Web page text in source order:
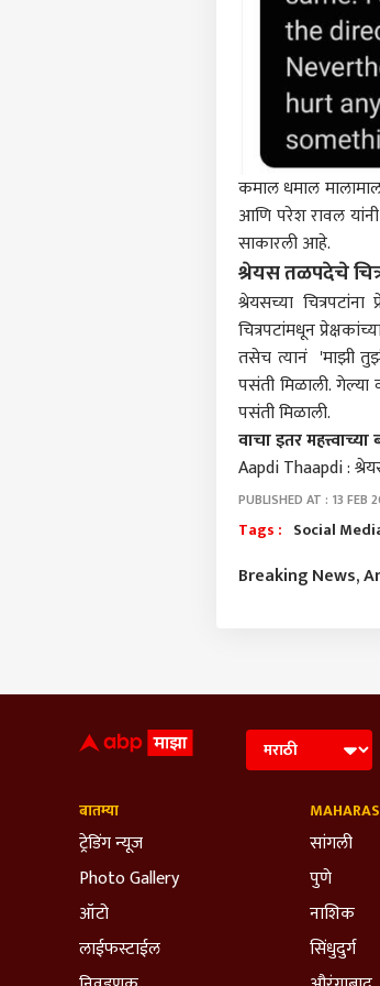
कमाल धमाल मालामाल
आणि परेश रावल
साकारली आहे.
श्रेयस तळपदेचे
श्रेयसच्या
चित्रपटांमधून
तसेच त्यानं 'माझी
पसंती मिळाली. गेल्या
पसंती मिळाली.
वाचा इतर महत्त्वाच्या
Aapdi Thaapdi :
PUBLISHED AT : 13
Tags : Social
Breaking News,
बातम्या
ट्रेडिंग न्यूज
Photo Gallery
ऑटो
लाईफस्टाईल
सांगली
पुणे
नाशिक
सिंधुदुर्ग